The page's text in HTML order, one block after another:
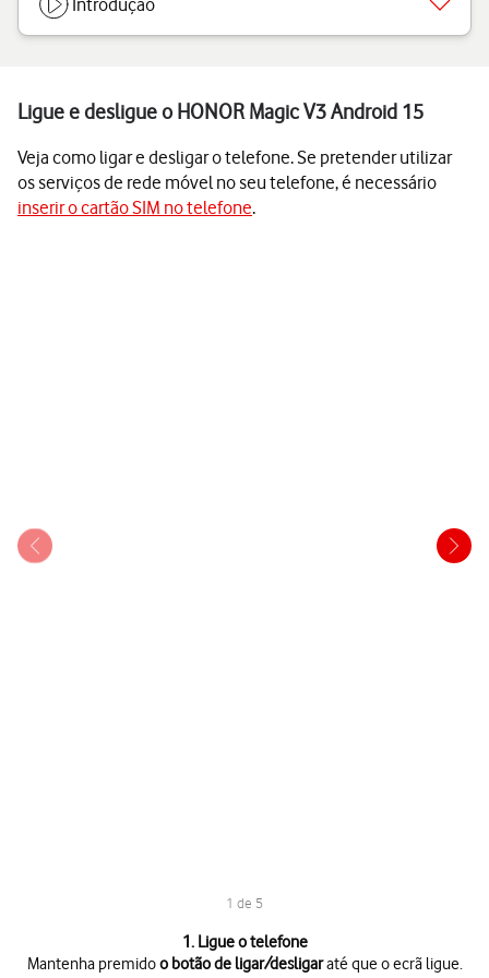
Introdução
Ligue e desligue o HONOR Magic V3 Android 15
Veja como ligar e desligar o telefone. Se pretender utilizar
os serviços de rede móvel no seu telefone, é necessário
inserir o cartão SIM no telefone.
1 de 5
1. Ligue o telefone
Mantenha premidoo botão de ligar/desligaraté que o ecrã ligue.